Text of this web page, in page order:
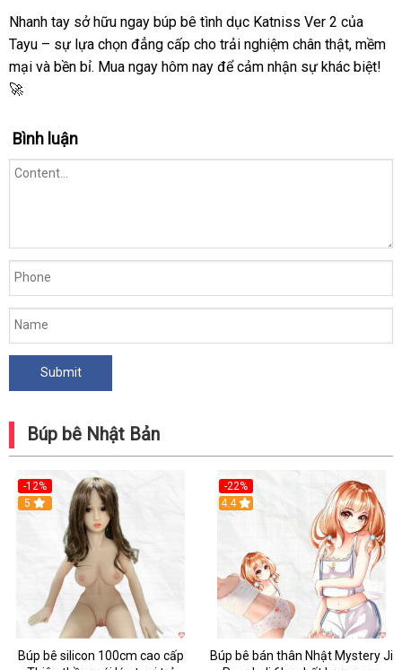
Nhật
Tayu
Katniss
Ver
150cm
Thật
Nhanh tay sở hữu ngay búp bê tình dục Katniss Ver 2 của
Tayu – sự lựa chọn đẳng cấp cho trải nghiệm chân thật, mềm
mại và bền bỉ. Mua ngay hôm nay để cảm nhận sự khác biệt!
🚀
Bình luận
Búp bê Nhật Bản
-12%
5
Búp bê silicon 100cm cao cấp
-22%
Hot
4.4
Búp bê bán thân Nhật Mystery Ji